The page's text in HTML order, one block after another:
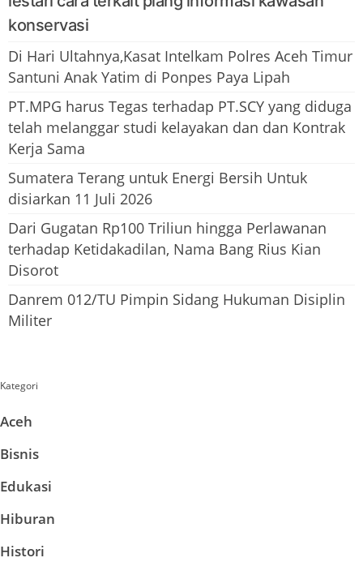
konservasi
Di Hari Ultahnya,Kasat Intelkam Polres Aceh Timur
Santuni Anak Yatim di Ponpes Paya Lipah
PT.MPG harus Tegas terhadap PT.SCY yang diduga
telah melanggar studi kelayakan dan dan Kontrak
Kerja Sama
Sumatera Terang untuk Energi Bersih Untuk
disiarkan 11 Juli 2026
Dari Gugatan Rp100 Triliun hingga Perlawanan
terhadap Ketidakadilan, Nama Bang Rius Kian
Disorot
Danrem 012/TU Pimpin Sidang Hukuman Disiplin
Militer
Kategori
Aceh
Bisnis
Edukasi
Hiburan
Histori